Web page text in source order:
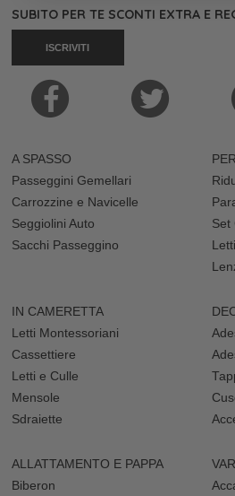
SUBITO PER TE SCONTI EXTRA E
ISCRIVITI
A SPASSO
Passeggini Gemellari
Carrozzine e Navicelle
Seggiolini Auto
Sacchi Passeggino
Set
IN CAMERETTA
Letti Montessoriani
Cassettiere
Letti e Culle
Mensole
Sdraiette
ALLATTAMENTO E PAPPA
Biberon